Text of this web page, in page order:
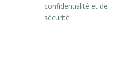
confidentialité et de
sécurité